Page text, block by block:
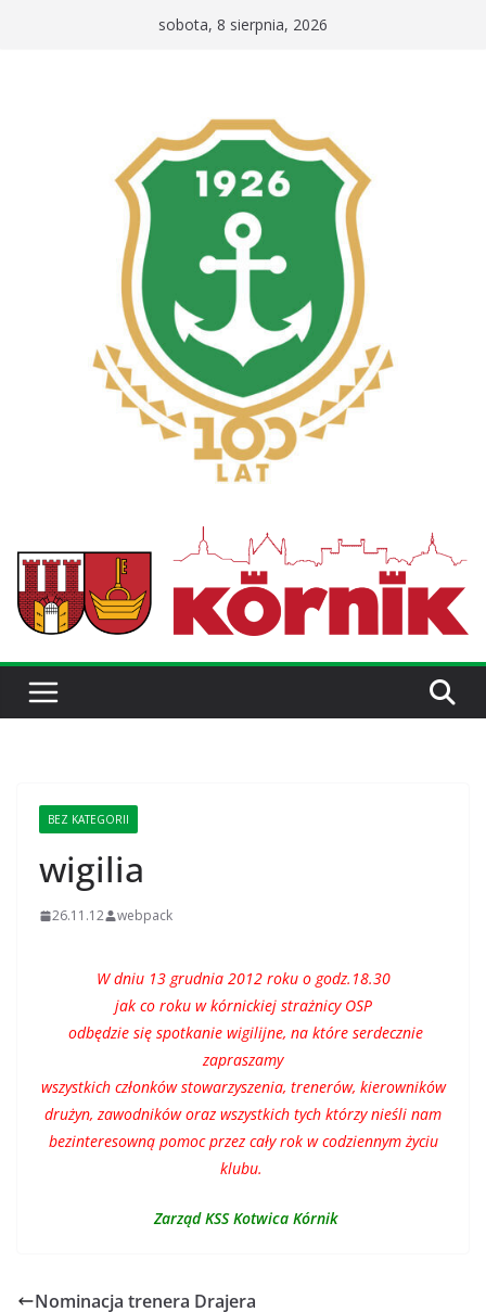
sobota, 8 sierpnia, 2026
BEZ KATEGORII
wigilia
26.11.12 webpack
W dniu 13 grudnia 2012 roku o godz.18.30
jak co roku w kórnickiej strażnicy OSP
odbędzie się spotkanie wigilijne, na które serdecznie
zapraszamy
wszystkich członków stowarzyszenia, trenerów, kierowników
drużyn, zawodników oraz wszystkich tych którzy nieśli nam
bezinteresowną pomoc przez cały rok w codziennym życiu
klubu.
Zarząd KSS Kotwica Kórnik
Nominacja trenera Drajera